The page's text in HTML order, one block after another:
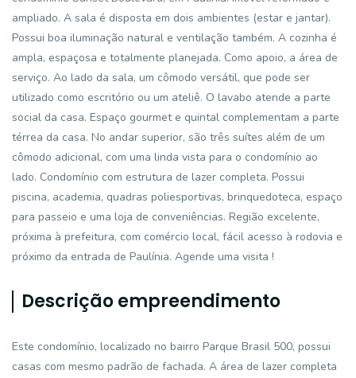
ampliado. A sala é disposta em dois ambientes (estar e jantar).
Possui boa iluminação natural e ventilação também. A cozinha é
ampla, espaçosa e totalmente planejada. Como apoio, a área de
serviço. Ao lado da sala, um cômodo versátil, que pode ser
utilizado como escritório ou um ateliê. O lavabo atende a parte
social da casa. Espaço gourmet e quintal complementam a parte
térrea da casa. No andar superior, são três suítes além de um
cômodo adicional, com uma linda vista para o condomínio ao
lado. Condomínio com estrutura de lazer completa. Possui
piscina, academia, quadras poliesportivas, brinquedoteca, espaço
para passeio e uma loja de conveniências. Região excelente,
próxima à prefeitura, com comércio local, fácil acesso à rodovia e
próximo da entrada de Paulínia. Agende uma visita !
Descrição empreendimento
Este condomínio, localizado no bairro Parque Brasil 500, possui
casas com mesmo padrão de fachada. A área de lazer completa